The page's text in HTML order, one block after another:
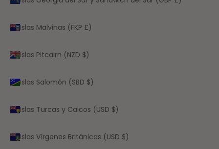
Islas Malvinas (FKP £)
Islas Pitcairn (NZD $)
Islas Salomón (SBD $)
Islas Turcas y Caicos (USD $)
Islas Vírgenes Británicas (USD $)